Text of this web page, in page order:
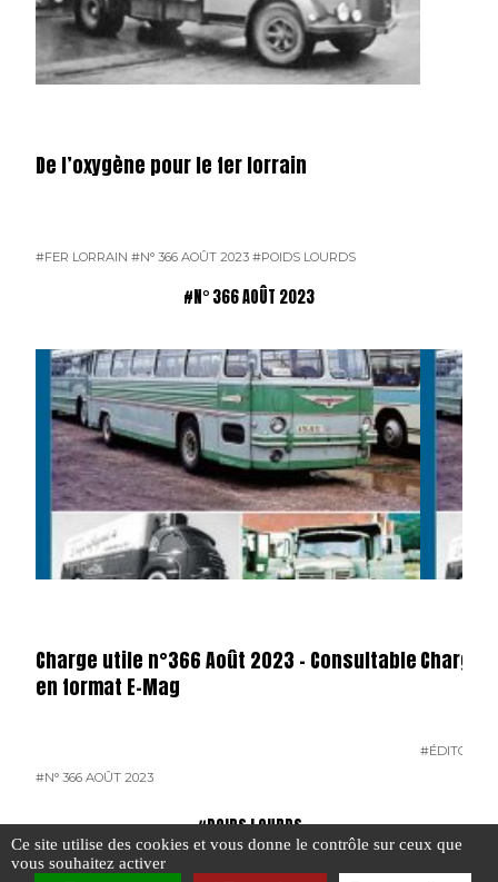
De l’oxygène pour le fer lorrain
#FER LORRAIN #N° 366 AOÛT 2023 #POIDS LOURDS
#N° 366 AOÛT 2023
Charge utile n°366 Août 2023 – Consultable
en format E-Mag
#N° 366 AOÛT 2023
Charge
#ÉDITO
#POIDS LOURDS
Ce site utilise des cookies et vous donne le contrôle sur ceux que
vous souhaitez activer